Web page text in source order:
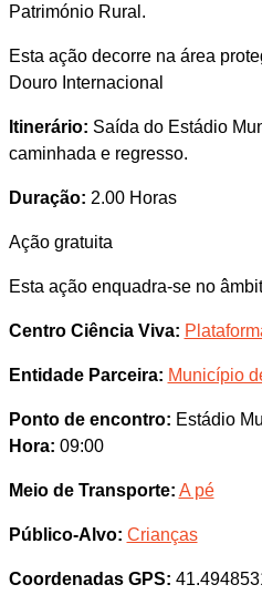
Património Rural.
Esta ação decorre na área
Douro Internacional
Itinerário: Saída do Estádio
caminhada e regresso.
Duração: 2.00 Horas
Ação gratuita
Esta ação enquadra-se no
Centro Ciência Viva:
Entidade Parceira: Município
Ponto de encontro: Estádio
Hora: 09:00
Meio de Transporte: A pé
Público-Alvo: Crianças
Coordenadas GPS: